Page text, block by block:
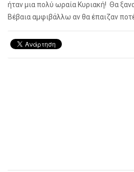
ήταν μια πολύ ωραία Κυριακή! Θα
Βέβαια αμφιβάλλω αν θα έπαιζαν ποτέ